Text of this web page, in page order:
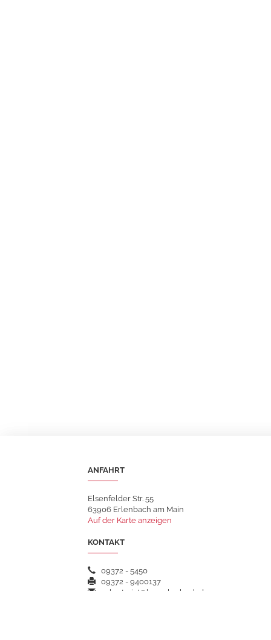
ANFAHRT
Elsenfelder Str. 55
63906 Erlenbach am Main
Auf der Karte anzeigen
KONTAKT
09372 - 5450
09372 - 9400137
sekretariat@hsgerlenbach.de